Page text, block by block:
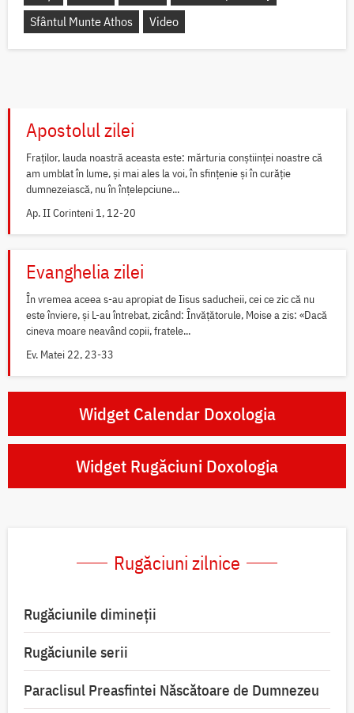
Sfântul Munte Athos
Video
Apostolul zilei
Fraților, lauda noastră aceasta este: mărturia conștiinței noastre că
am umblat în lume, și mai ales la voi, în sfințenie și în curăție
dumnezeiască, nu în înțelepciune...
Ap. II Corinteni 1, 12-20
Evanghelia zilei
În vremea aceea s-au apropiat de Iisus saducheii, cei ce zic că nu
este înviere, și L-au întrebat, zicând: Învățătorule, Moise a zis: «Dacă
cineva moare neavând copii, fratele...
Ev. Matei 22, 23-33
Widget Calendar Doxologia
Widget Rugăciuni Doxologia
Rugăciuni zilnice
Rugăciunile dimineții
Rugăciunile serii
Paraclisul Preasfintei Născătoare de Dumnezeu